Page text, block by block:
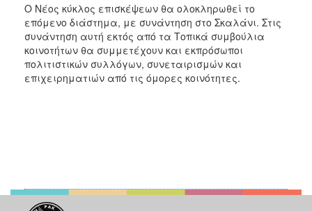
Ο Νέος κύκλος επισκέψεων θα ολοκληρωθεί το
επόμενο διάστημα, με συνάντηση στο Σκαλάνι. Στις
συνάντηση αυτή εκτός από τα Τοπικά συμβούλια
κοινοτήτων θα συμμετέχουν και εκπρόσωποι
πολιτιστικών συλλόγων, συνεταιρισμών και
επιχειρηματιών από τις όμορες κοινότητες.